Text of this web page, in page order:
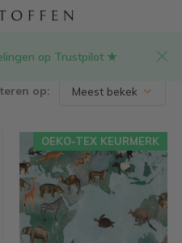
op Trustpilot ★
landkaart stof
op:
OEKO-TEX KEURMERK